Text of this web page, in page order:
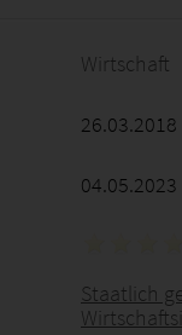
Wirtschaft
04.05.2023
Staatlich